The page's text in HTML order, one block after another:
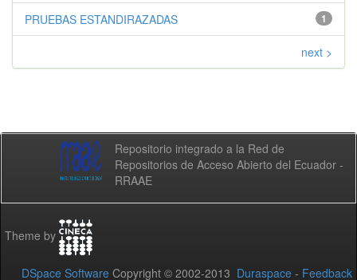
1
PRUEBAS ESTANDIRAZADAS
next >
Repositorio integrado a la Red de
Repositorios de Acceso Abierto del Ecuador -
RRAAE
Theme by
DSpace Software Copyright © 2002-2013 Duraspace - Feedback